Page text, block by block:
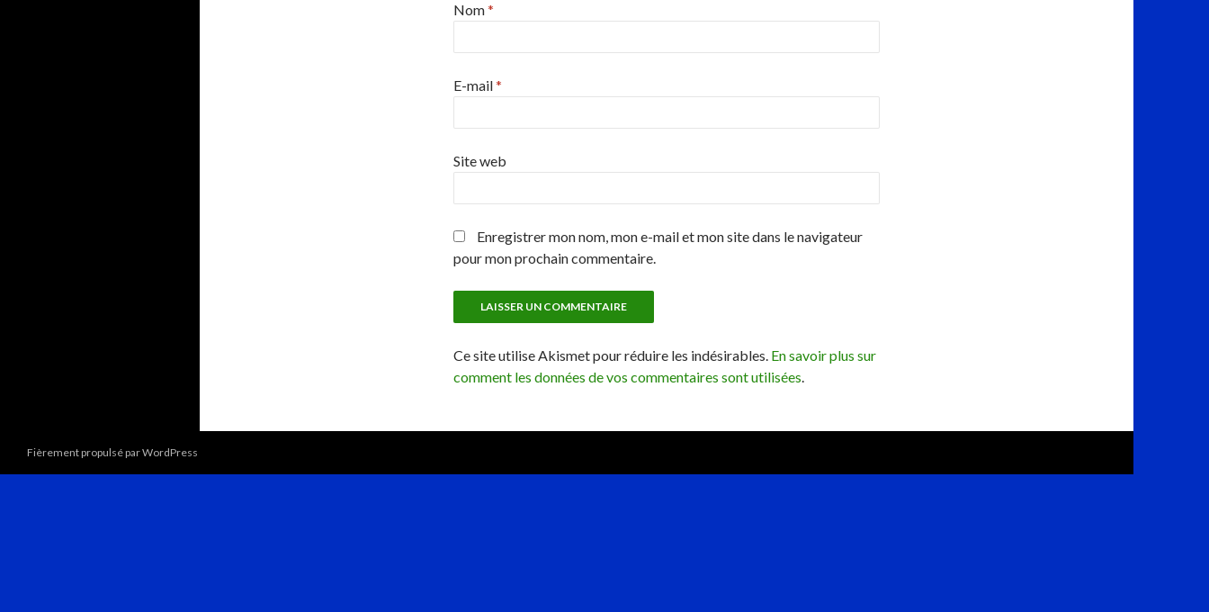
Nom*
E-mail*
Site web
Enregistrer mon nom, mon e-mail et mon site dans le navigateur
pour mon prochain commentaire.
Ce site utilise Akismet pour réduire les indésirables. En savoir plus sur
comment les données de vos commentaires sont utilisées.
Fièrement propulsé par WordPress